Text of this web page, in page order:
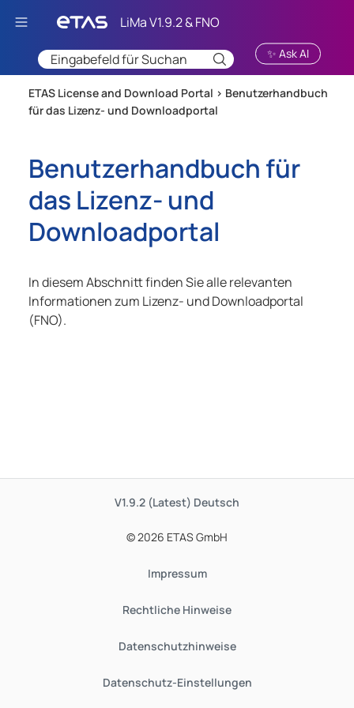
Zu Hauptinhalt springen
✨ Ask AI
ETAS License and Download Portal > Benutzerhandbuch
für das Lizenz- und Downloadportal
Benutzerhandbuch für
das Lizenz- und
Downloadportal
In diesem Abschnitt finden Sie alle relevanten
Informationen zum Lizenz- und Downloadportal
(FNO).
V1.9.2 (Latest) Deutsch
© 2026 ETAS GmbH
Impressum
Rechtliche Hinweise
Datenschutzhinweise
Datenschutz-Einstellungen